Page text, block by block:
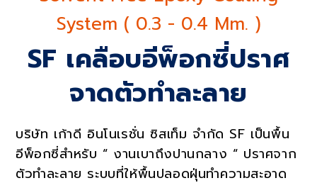
Services
System ( 0.3 - 0.4 Mm. )
SF เคลือบอีพ็อกซี่ปราศ
จาดตัวทำละลาย
บริษัท เก้าดี อินโนเรชั่น ซิสเท็ม จำกัด SF เป็นพื้น
อีพ็อกซี่สำหรับ “ งานเบาถึงปานกลาง “ ปราศจาก
ตัวทำละลาย ระบบที่ให้พื้นปลอดฝุ่นทำความสะอาด